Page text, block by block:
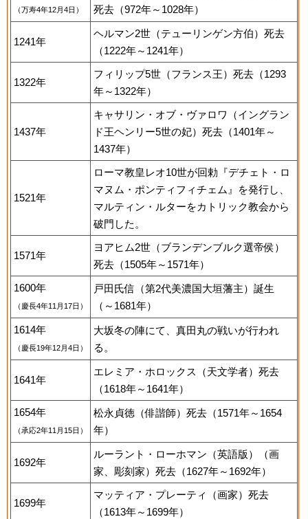
（万寿4年12月4日）
死去（972年～1028年）
1241年
ヘルマン2世（テューリンゲン方伯）死去
（1222年～1241年）
1322年
フィリップ5世（フランス王）死去（1293
年～1322年）
1437年
キャサリン・オブ・ヴァロワ（イングラン
ド王ヘンリー5世の妃）死去（1401年～
1437年）
1521年
ローマ教皇レオ10世が回勅『デチェト・ロ
マヌム・ポンティフィチェム』を発行し、
マルティン・ルターをカトリック教会から
破門した。
1571年
ヨアヒム2世（ブランデンブルク選帝侯）
死去（1505年～1571年）
1600年
（慶長4年11月17日）
戸田氏信（第2代美濃国大垣藩主）誕生
（～1681年）
1614年
（慶長19年12月4日）
大坂冬の陣にて、真田丸の戦いが行われ
る。
1641年
エレミア・ホロックス（天文学者）死去
（1618年～1641年）
1654年
（承応2年11月15日）
松永貞徳（俳諧師）死去（1571年～1654
年）
1692年
ルーラント・ローホマン（英語版）（画
家、彫刻家）死去（1627年～1692年）
1699年
マッティア・プレーティ（画家）死去
（1613年～1699年）